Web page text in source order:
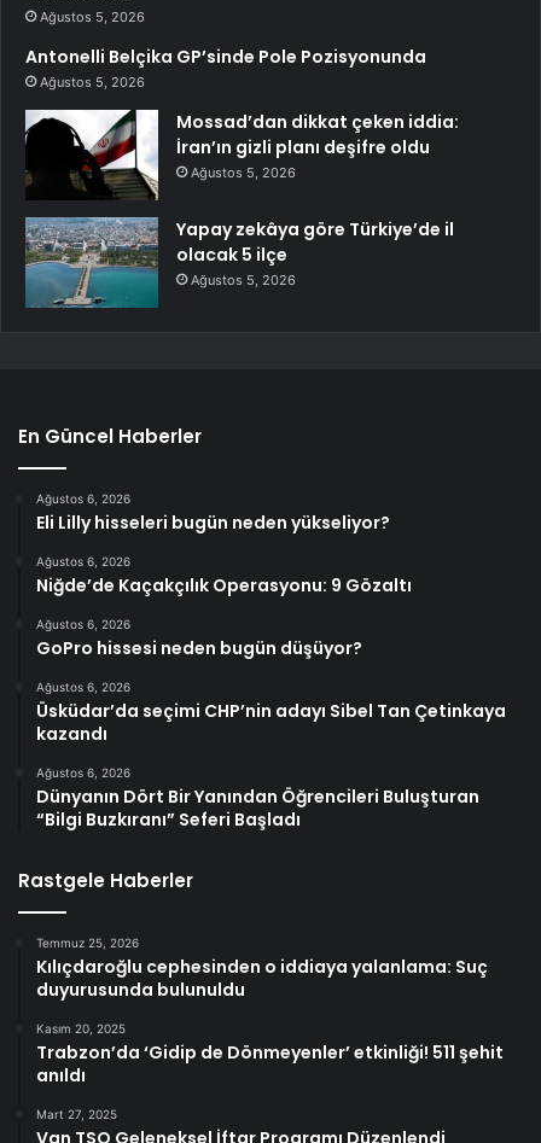
Ağustos 5, 2026
Antonelli Belçika GP’sinde Pole Pozisyonunda
Ağustos 5, 2026
Mossad’dan dikkat çeken iddia:
İran’ın gizli planı deşifre oldu
Ağustos 5, 2026
Yapay zekâya göre Türkiye’de il
olacak 5 ilçe
Ağustos 5, 2026
En Güncel Haberler
Ağustos 6, 2026
Eli Lilly hisseleri bugün neden yükseliyor?
Ağustos 6, 2026
Niğde’de Kaçakçılık Operasyonu: 9 Gözaltı
Ağustos 6, 2026
GoPro hissesi neden bugün düşüyor?
Ağustos 6, 2026
Üsküdar’da seçimi CHP’nin adayı Sibel Tan Çetinkaya
kazandı
Ağustos 6, 2026
Dünyanın Dört Bir Yanından Öğrencileri Buluşturan
“Bilgi Buzkıranı” Seferi Başladı
Rastgele Haberler
Temmuz 25, 2026
Kılıçdaroğlu cephesinden o iddiaya yalanlama: Suç
duyurusunda bulunuldu
Kasım 20, 2025
Trabzon’da ‘Gidip de Dönmeyenler’ etkinliği! 511 şehit
anıldı
Mart 27, 2025
Van TSO Geleneksel İftar Programı Düzenlendi